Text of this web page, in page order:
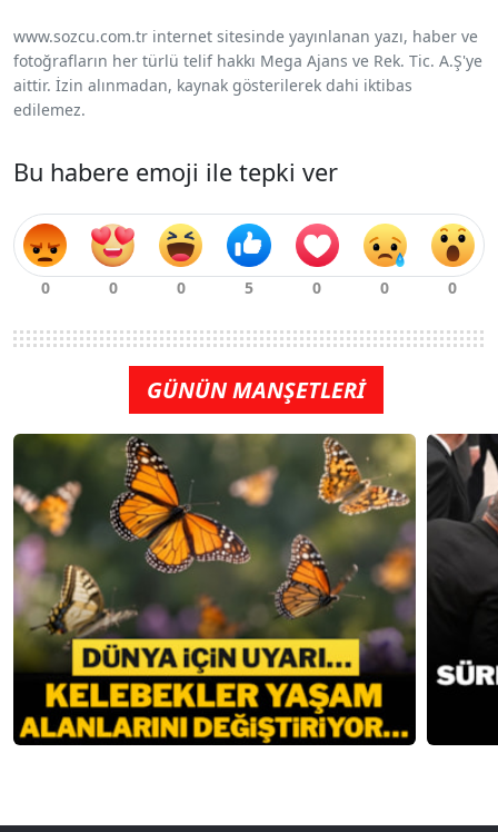
www.sozcu.com.tr internet sitesinde yayınlanan yazı, haber ve
fotoğrafların her türlü telif hakkı Mega Ajans ve Rek. Tic. A.Ş'ye
aittir. İzin alınmadan, kaynak gösterilerek dahi iktibas
edilemez.
Bu habere emoji ile tepki ver
GÜNÜN MANŞETLERİ